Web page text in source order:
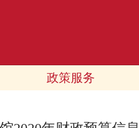
政策服务